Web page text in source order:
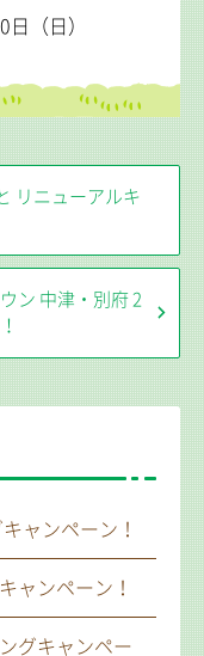
（日）
リニューアルキ
ン 中津・別府 2
ャンペーン！
ャンペーン！
グキャンペー